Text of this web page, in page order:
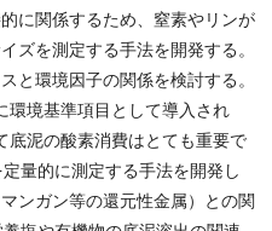
に関係するため、窒素やリンが
ズを測定する手法を開発する。
と環境因子の関係を検討する。
境基準項目として導入され
底泥の酸素消費はとても重要で
量的に測定する手法を開発し
ンガン等の還元性金属）との関